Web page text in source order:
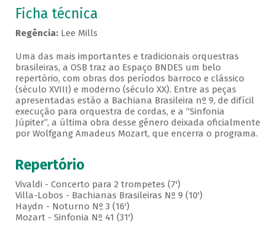
Ficha técnica
Regência:Lee Mills
Uma das mais importantes e tradicionais orquestras
brasileiras, a OSB traz ao Espaço BNDES um belo
repertório, com obras dos períodos barroco e clássico
(século XVIII) e moderno (século XX). Entre as peças
apresentadas estão a Bachiana Brasileira nº 9, de difícil
execução para orquestra de cordas, e a “Sinfonia
Júpiter”, a última obra desse gênero deixada oficialmente
por Wolfgang Amadeus Mozart, que encerra o programa.
Repertório
Vivaldi - Concerto para 2 trompetes (7')
Villa-Lobos - Bachianas Brasileiras Nº 9 (10')
Haydn - Noturno Nº 3 (16')
Mozart - Sinfonia Nº 41 (31')